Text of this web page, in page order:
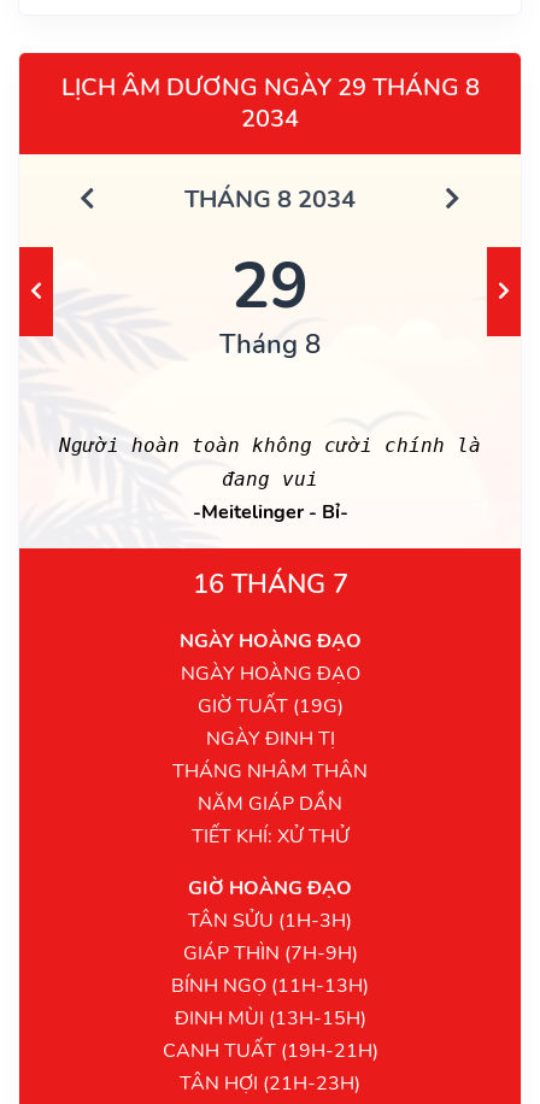
LỊCH ÂM DƯƠNG NGÀY 29 THÁNG 8
2034
THÁNG 8 2034
29
Tháng 8
Người hoàn toàn không cười chính là
đang vui
-Meitelinger - Bỉ-
16 THÁNG 7
NGÀY HOÀNG ĐẠO
NGÀY HOÀNG ĐẠO
GIỜ TUẤT (19G)
NGÀY ĐINH TỊ
THÁNG NHÂM THÂN
NĂM GIÁP DẦN
TIẾT KHÍ: XỬ THỬ
GIỜ HOÀNG ĐẠO
TÂN SỬU (1H-3H)
GIÁP THÌN (7H-9H)
BÍNH NGỌ (11H-13H)
ĐINH MÙI (13H-15H)
CANH TUẤT (19H-21H)
TÂN HỢI (21H-23H)